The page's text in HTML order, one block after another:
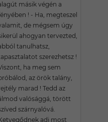
másik végén a
! - Ha, megteszel
de mégsem úgy
ahogyan tervezted,
tanulhatsz,
szerezhetsz !
ha meg sem
az örök talány,
marad ! Tedd az
valósággá, törött
szárnyalóvá.
adj most